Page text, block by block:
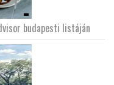
budapesti listáján